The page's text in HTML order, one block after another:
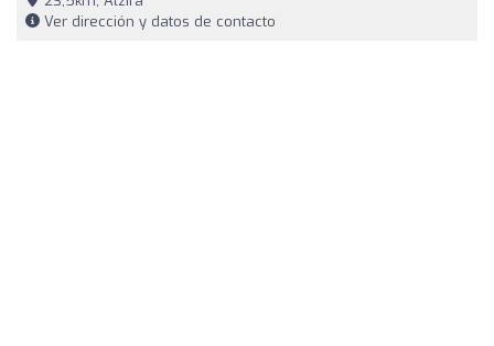
Ver dirección y datos de contacto